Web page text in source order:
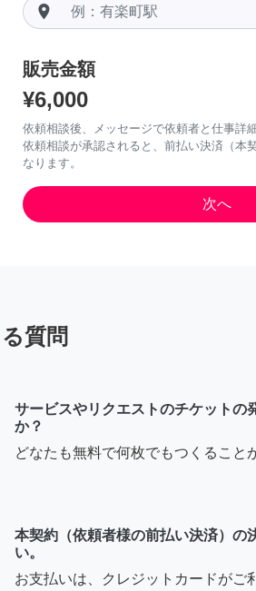
room
販売金額
¥6,000
依頼相談後、メッセージで依頼者と仕事詳
依頼相談が承認されると、前払い決済（本
なります。
質問
サービスやリクエストのチケットの
か？
どなたも無料で何枚でもつくること
本契約（依頼者様の前払い決済）の
い。
お支払いは、クレジットカードがご